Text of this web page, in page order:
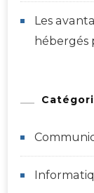
Les
hébergés